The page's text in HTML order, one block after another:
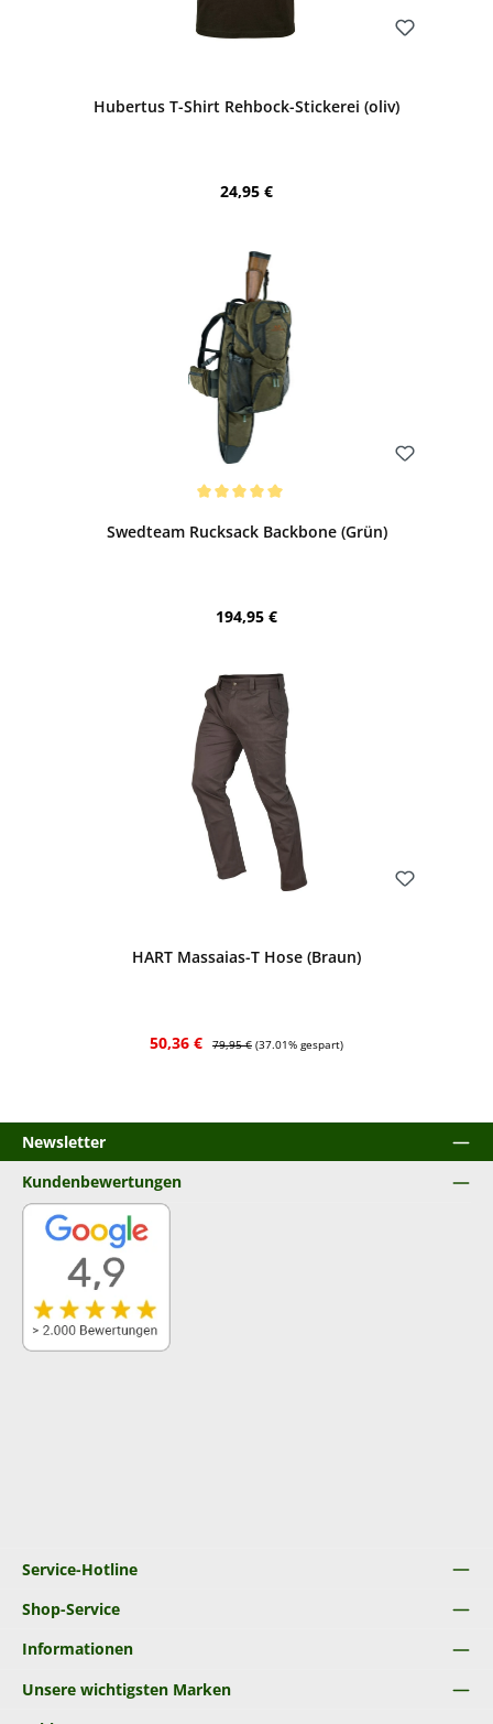
Hubertus T-Shirt Rehbock-Stickerei (oliv)
Regulärer Preis:
24,95 €
Swedteam Rucksack Backbone (Grün)
Regulärer Preis:
194,95 €
HART Massaias-T Hose (Braun)
Verkaufspreis:
50,36 € Regulärer Preis:
79,95 € (37.01% gespart)
Newsletter
Service-Hotline
Shop-Service
Informationen
Unsere wichtigsten Marken
Kundenbewertungen